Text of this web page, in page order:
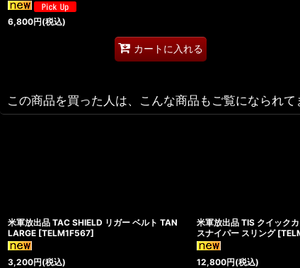
6,800円(税込)
カートに入れる
この商品を買った人は、こんな商品もご覧になられて
米軍放出品 TAC SHIELD リガー ベルト TAN
LARGE [TELM1F567]
3,200円(税込)
米軍放出品 TIS クイック
スナイパー スリング [
12,800円(税込)